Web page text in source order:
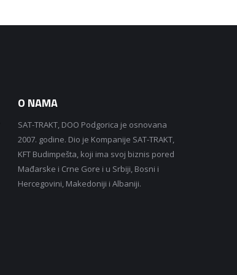
O NAMA
SAT-TRAKT, DOO Podgorica je osnovana
2007. godine. Dio je Kompanije SAT-TRAKT,
KFT Budimpešta, koji ima svoj biznis pored
Mađarske i Crne Gore i u Srbiji, Bosni i
Hercegovini, Makedoniji i Albaniji.